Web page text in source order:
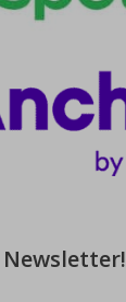
Newsletter!